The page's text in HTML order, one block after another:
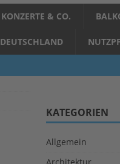
KONZERTE & CO.
DEUTSCHLAND
KATEGORIEN
Allgemein